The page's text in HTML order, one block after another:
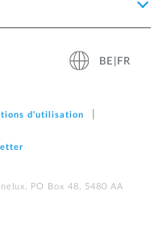
BE|FR
d'utilisation
PO Box 48, 5480 AA